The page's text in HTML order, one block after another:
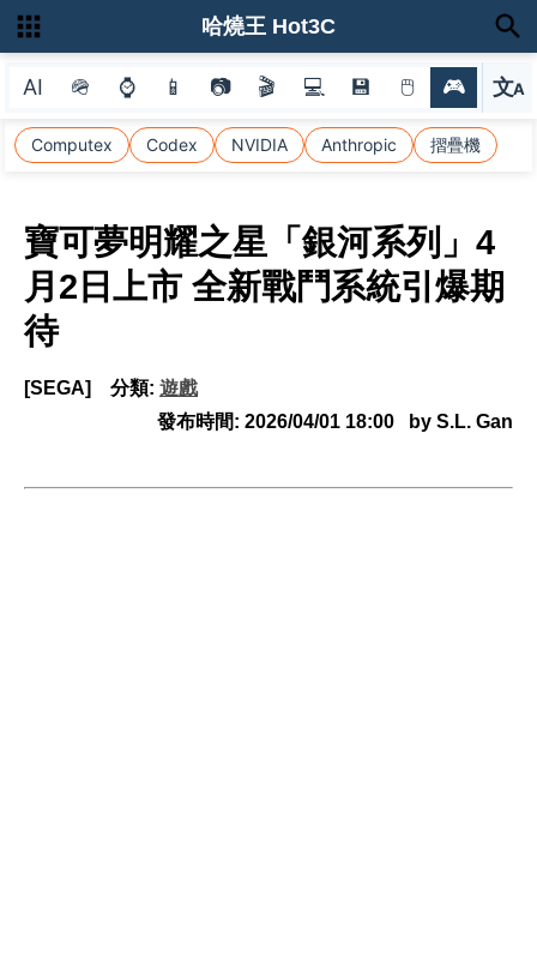
AI 🪖 ⌚ 📱 📷 🎬 💻 💾 🖱 🎮 文A
選
Computex Codex NVIDIA Anthropic 摺疊機
哈燒王 Hot3C
寶可夢明耀之星「銀河系列」4
月2日上市 全新戰鬥系統引爆期
待
[SEGA] 分類: 遊戲
發布時間: 2026/04/01 18:00 by S.L. Gan